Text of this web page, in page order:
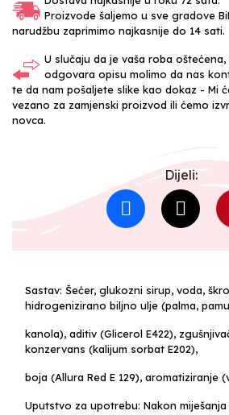
Proizvode šaljemo u sve gradove
narudžbu zaprimimo najkasnije do 14 sati.
U slučaju da je vaša roba
odgovara opisu molimo da nas
te da nam pošaljete slike kao dokaz - Mi
vezano za zamjenski proizvod ili ćemo
novca.
Dijeli:
Sastav: Šećer, glukozni sirup, voda,
hidrogenizirano biljno ulje (palma,
kanola), aditiv (Glicerol E422),
konzervans (kalijum sorbat E202),
boja (Allura Red E 129), aromatiziranje
Uputstvo za upotrebu: Nakon